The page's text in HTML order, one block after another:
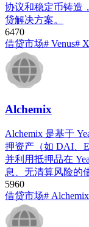
协议和稳定币铸造
贷解决方案。
6470
借贷市场# Venus#
Alchemix
Alchemix 是基于
押资产（如 DAI、
并利用抵押品在
息、无清算风险的
5960
借贷市场# Alchemix